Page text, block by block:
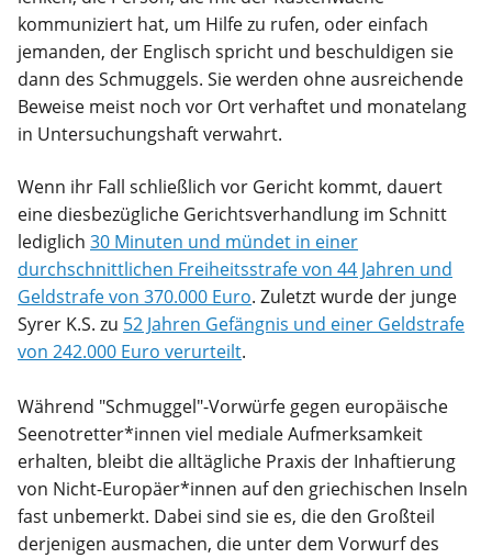
kommuniziert hat, um Hilfe zu rufen, oder einfach
jemanden, der Englisch spricht und beschuldigen sie
dann des Schmuggels. Sie werden ohne ausreichende
Beweise meist noch vor Ort verhaftet und monatelang
in Untersuchungshaft verwahrt.
Wenn ihr Fall schließlich vor Gericht kommt, dauert
eine diesbezügliche Gerichtsverhandlung im Schnitt
lediglich 30 Minuten und mündet in einer
durchschnittlichen Freiheitsstrafe von 44 Jahren und
Geldstrafe von 370.000 Euro. Zuletzt wurde der junge
Syrer K.S. zu 52 Jahren Gefängnis und einer Geldstrafe
von 242.000 Euro verurteilt.
Während "Schmuggel"-Vorwürfe gegen europäische
Seenotretter*innen viel mediale Aufmerksamkeit
erhalten, bleibt die alltägliche Praxis der Inhaftierung
von Nicht-Europäer*innen auf den griechischen Inseln
fast unbemerkt. Dabei sind sie es, die den Großteil
derjenigen ausmachen, die unter dem Vorwurf des